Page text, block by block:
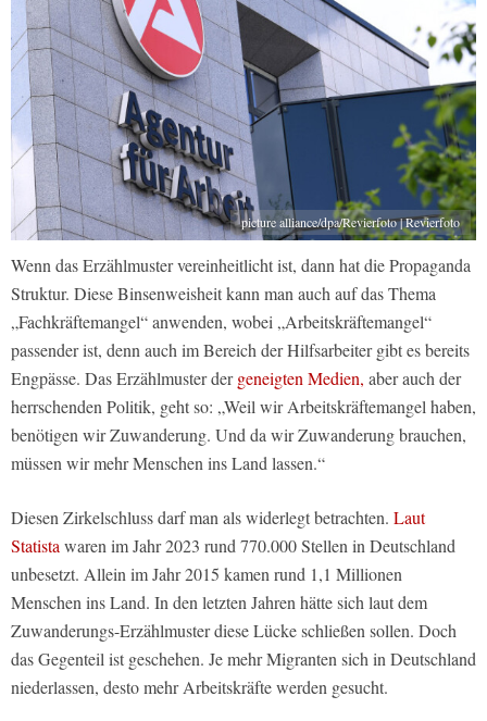
picture alliance/dpa/Revierfoto | Revierfoto
Wenn das Erzählmuster vereinheitlicht ist, dann hat die Propaganda
Struktur. Diese Binsenweisheit kann man auch auf das Thema
„Fachkräftemangel“ anwenden, wobei „Arbeitskräftemangel“
passender ist, denn auch im Bereich der Hilfsarbeiter gibt es bereits
Engpässe. Das Erzählmuster dergeneigten Medien, aber auch der
herrschenden Politik, geht so: „Weil wir Arbeitskräftemangel haben,
benötigen wir Zuwanderung. Und da wir Zuwanderung brauchen,
müssen wir mehr Menschen ins Land lassen.“
Diesen Zirkelschluss darf man als widerlegt betrachten. Laut
Statistawaren im Jahr 2023 rund 770.000 Stellen in Deutschland
unbesetzt. Allein im Jahr 2015 kamen rund 1,1 Millionen
Menschen ins Land. In den letzten Jahren hätte sich laut dem
Zuwanderungs-Erzählmuster diese Lücke schließen sollen. Doch
das Gegenteil ist geschehen. Je mehr Migranten sich in Deutschland
niederlassen, desto mehr Arbeitskräfte werden gesucht.